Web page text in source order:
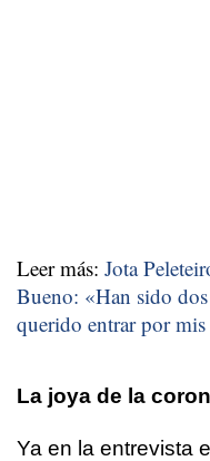
Leer más: Jota
Bueno: «Han sido
querido entrar por
La joya de la
Ya en la entrevista